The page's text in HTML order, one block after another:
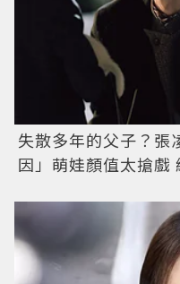
失散多年的父子？張
因」萌娃顏值太搶戲